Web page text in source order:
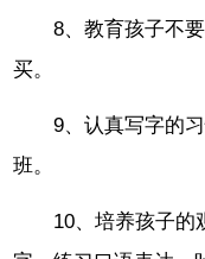
8、教育孩子不
买。
9、认真写字的
班。
10、培养孩子的